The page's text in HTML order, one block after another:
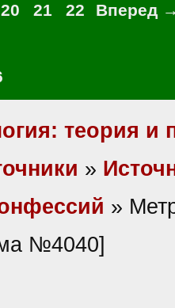
20 21 22 Вперед
теория и
»
»
№4040]